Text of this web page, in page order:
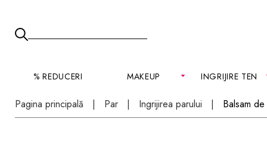
% REDUCERI MAKEUP INGRIJIRE TEN
Pagina principală Par Ingrijirea parului Balsam